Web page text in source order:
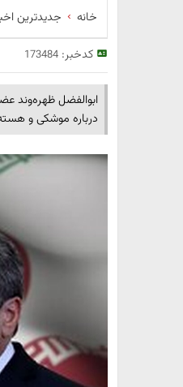
خانه جدیدترین
کدخبر:173484
ابوالفضل ظهره‌وند
درباره موشکی و